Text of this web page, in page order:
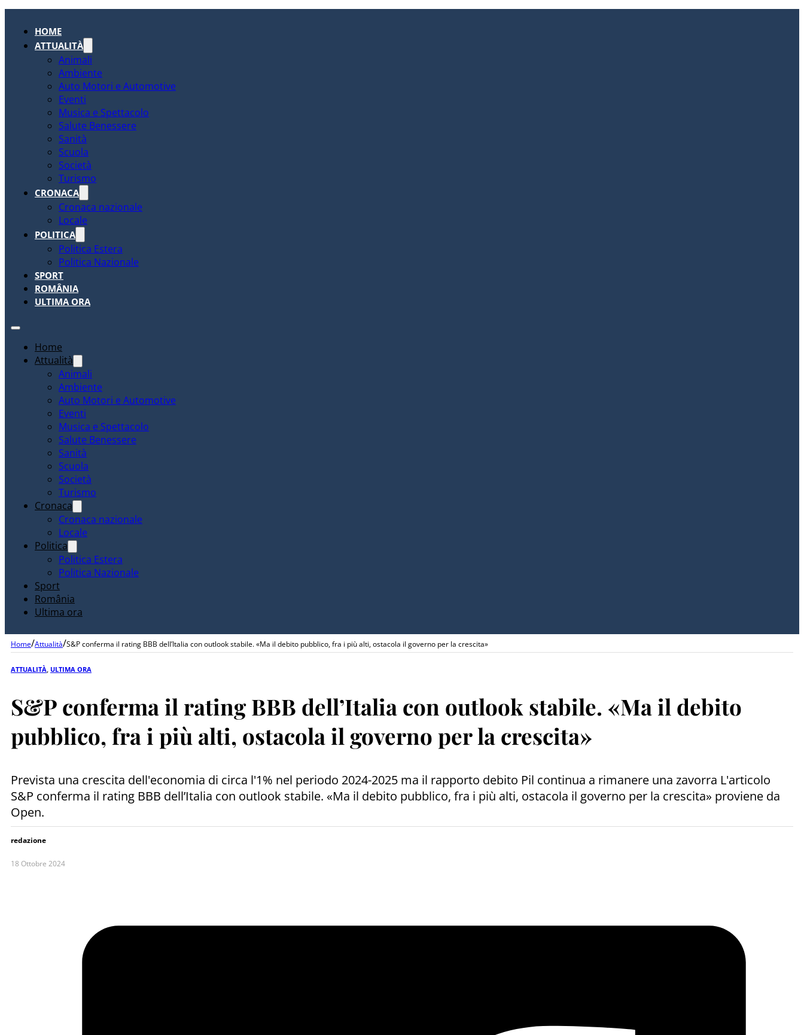
HOME
ATTUALITÀ
Animali
Ambiente
Auto Motori e Automotive
Eventi
Musica e Spettacolo
Salute Benessere
Sanità
Scuola
Società
Turismo
CRONACA
Cronaca nazionale
Locale
POLITICA
Politica Estera
Politica Nazionale
SPORT
ROMÂNIA
ULTIMA ORA
Home
Attualità
Animali
Ambiente
Auto Motori e Automotive
Eventi
Musica e Spettacolo
Salute Benessere
Sanità
Scuola
Società
Turismo
Cronaca
Cronaca nazionale
Locale
Politica
Politica Estera
Politica Nazionale
Sport
România
Ultima ora
Home/Attualità/S&P conferma il rating BBB dell’Italia con outlook stabile. «Ma il debito pubblico, fra i più alti, ostacola il governo per la crescita»
ATTUALITÀ ULTIMA ORA
S&P conferma il rating BBB dell’Italia con outlook stabile. «Ma il debito
pubblico, fra i più alti, ostacola il governo per la crescita»
Prevista una crescita dell'economia di circa l'1% nel periodo 2024-2025 ma il rapporto debito Pil continua a rimanere una zavorra L'articolo
S&P conferma il rating BBB dell’Italia con outlook stabile. «Ma il debito pubblico, fra i più alti, ostacola il governo per la crescita» proviene da
Open.
redazione
18 Ottobre 2024